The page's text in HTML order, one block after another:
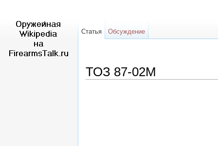
ТОЗ 87-02М
Статья Обсуждение